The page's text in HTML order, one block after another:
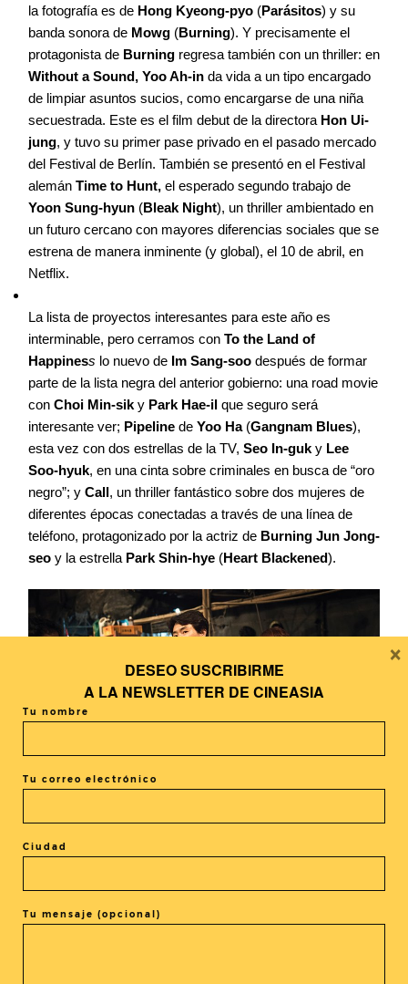
la fotografía es de Hong Kyeong-pyo (Parásitos) y su
banda sonora de Mowg (Burning). Y precisamente el
protagonista de Burning regresa también con un thriller: en
Without a Sound, Yoo Ah-in da vida a un tipo encargado
de limpiar asuntos sucios, como encargarse de una niña
secuestrada. Este es el film debut de la directora Hon Ui-
jung, y tuvo su primer pase privado en el pasado mercado
del Festival de Berlín. También se presentó en el Festival
alemán Time to Hunt, el esperado segundo trabajo de
Yoon Sung-hyun (Bleak Night), un thriller ambientado en
un futuro cercano con mayores diferencias sociales que se
estrena de manera inminente (y global), el 10 de abril, en
Netflix.
La lista de proyectos interesantes para este año es
interminable, pero cerramos con To the Land of
Happiness lo nuevo de Im Sang-soo después de formar
parte de la lista negra del anterior gobierno: una road movie
con Choi Min-sik y Park Hae-il que seguro será
interesante ver; Pipeline de Yoo Ha(Gangnam Blues),
esta vez con dos estrellas de la TV, Seo In-guk y Lee
Soo-hyuk, en una cinta sobre criminales en busca de “oro
negro”; y Call, un thriller fantástico sobre dos mujeres de
diferentes épocas conectadas a través de una línea de
teléfono, protagonizado por la actriz de Burning Jun Jong-
seo y la estrella Park Shin-hye (Heart Blackened).
DESEO SUSCRIBIRME
A LA NEWSLETTER DE CINEASIA
Tu nombre
Tu correo electrónico
Ciudad
Tu mensaje (opcional)
×